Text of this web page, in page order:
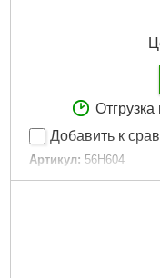
Добавить к
Артикул: 56H604
Код товара: 17.64.18